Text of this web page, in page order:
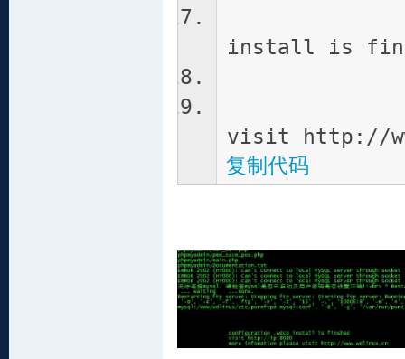
install is
visit http://
复制代码